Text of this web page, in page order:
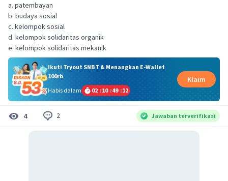
a. patembayan
b. budaya sosial
c. kelompok sosial
d. kelompok solidaritas organik
e. kelompok solidaritas mekanik
Ikuti Tryout SNBT & Menangkan E-Wallet
100rb
Habis dalam
02 :10 :49 :11
Klaim
4 2 Jawaban terverifikasi